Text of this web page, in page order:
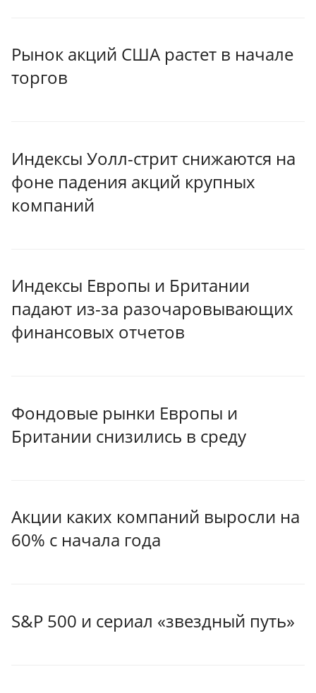
Рынок акций США растет в начале
торгов
Индексы Уолл-стрит снижаются на
фоне падения акций крупных
компаний
Индексы Европы и Британии
падают из-за разочаровывающих
финансовых отчетов
Фондовые рынки Европы и
Британии снизились в среду
Акции каких компаний выросли на
60% с начала года
S&P 500 и сериал «звездный путь»